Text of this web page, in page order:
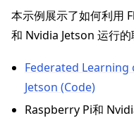
navigation of Exit Codes
本示例展示了如何利用
和 Nvidia Jetson 运行的
Federated Learning
Jetson (Code)
Raspberry Pi和